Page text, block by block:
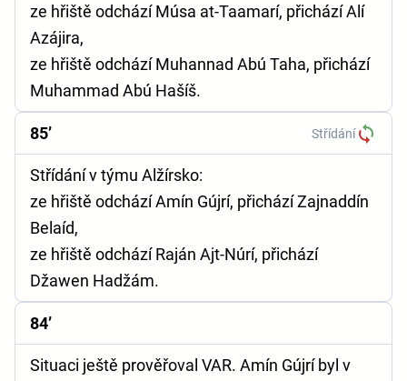
ze hřiště odchází Músa at-Taamarí, přichází Alí
Azájira,
ze hřiště odchází Muhannad Abú Taha, přichází
Muhammad Abú Hašíš.
85’ Střídání
Střídání v týmu Alžírsko:
ze hřiště odchází Amín Gújrí, přichází Zajnaddín
Belaíd,
ze hřiště odchází Raján Ajt-Núrí, přichází
Džawen Hadžám.
84’
Situaci ještě prověřoval VAR. Amín Gújrí byl v